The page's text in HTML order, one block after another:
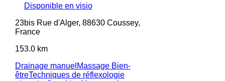
Disponible en visio
23bis Rue d'Alger, 88630 Coussey,
France
153.0 km
Drainage manuel Massage Bien-
êtreTechniques de réflexologie